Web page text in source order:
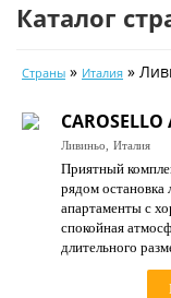
Календарь туров
Цены дня
Страны
Как купить
Каталог
Страны » Италия »
Ливиньо, Италия
Приятный
рядом остановка
апартаменты с
спокойная
длительного